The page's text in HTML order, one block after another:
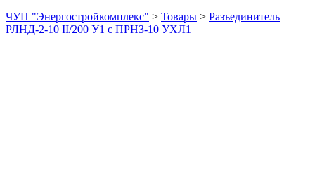
ЧУП "Энергостройкомплекс" > Товары > Разъединитель
РЛНД-2-10 II/200 У1 с ПРНЗ-10 УХЛ1